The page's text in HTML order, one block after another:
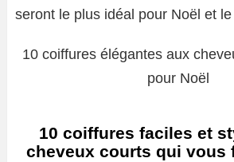
seront le plus idéal pour Noël et le
10 coiffures élégantes aux
pour Noël
10 coiffures faciles et
cheveux courts qui vous